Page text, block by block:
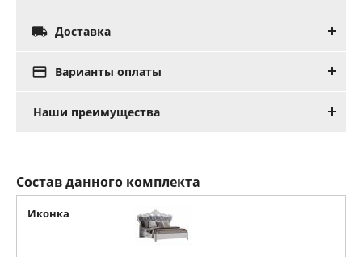
 Доставка
 Варианты оплаты
Наши преимущества
Состав данного комплекта
Иконка